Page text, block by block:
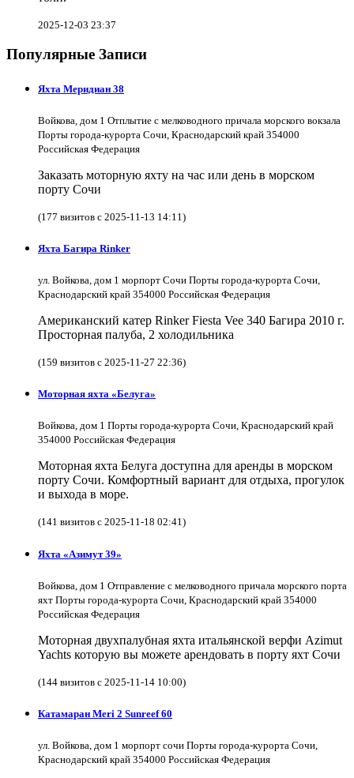
2025-12-03 23:37
Популярные Записи
Яхта Меридиан 38
Войкова, дом 1 Отплытие с мелководного причала морского вокзала
Порты города-курорта Сочи, Краснодарский край 354000
Российская Федерация
Заказать моторную яхту на час или день в морском
порту Сочи
(177 визитов с 2025-11-13 14:11)
Яхта Багира Rinker
ул. Войкова, дом 1 морпорт Сочи Порты города-курорта Сочи,
Краснодарский край 354000 Российская Федерация
Американский катер Rinker Fiesta Vee 340 Багира 2010 г.
Просторная палуба, 2 холодильника
(159 визитов с 2025-11-27 22:36)
Моторная яхта «Белуга»
Войкова, дом 1 Порты города-курорта Сочи, Краснодарский край
354000 Российская Федерация
Моторная яхта Белуга доступна для аренды в морском
порту Сочи. Комфортный вариант для отдыха, прогулок
и выхода в море.
(141 визитов с 2025-11-18 02:41)
Яхта «Азимут 39»
Войкова, дом 1 Отправление с мелководного причала морского порта
яхт Порты города-курорта Сочи, Краснодарский край 354000
Российская Федерация
Моторная двухпалубная яхта итальянской верфи Azimut
Yachts которую вы можете арендовать в порту яхт Сочи
(144 визитов с 2025-11-14 10:00)
Катамаран Meri 2 Sunreef 60
ул. Войкова, дом 1 морпорт сочи Порты города-курорта Сочи,
Краснодарский край 354000 Российская Федерация